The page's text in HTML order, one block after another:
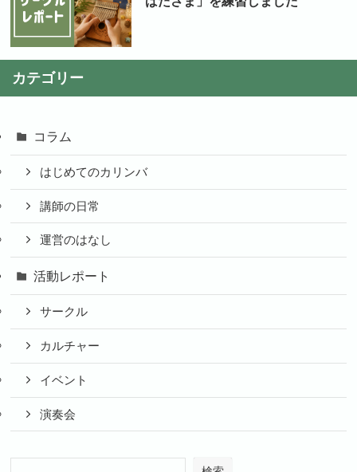
カテゴリー
コラム
はじめてのカリンバ
講師の日常
運営のはなし
活動レポート
サークル
カルチャー
イベント
演奏会